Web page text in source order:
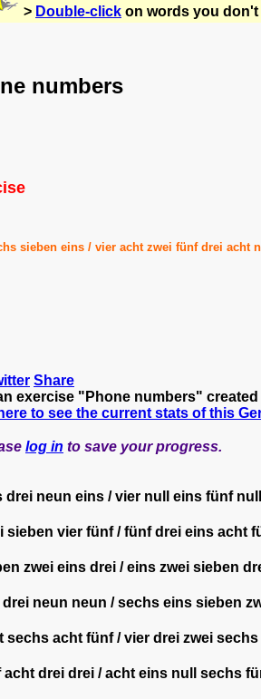
> Double-click on words you don't
numbers
sieben eins / vier acht zwei fünf drei acht
Share
exercise "Phone numbers"
to see the current stats of this
log in to save your progress.
drei neun eins / vier null eins fünf
sieben vier fünf / fünf drei eins acht
zwei eins drei / eins zwei sieben
drei neun neun / sechs eins sieben
sechs acht fünf / vier drei zwei
acht drei drei / acht eins null sechs